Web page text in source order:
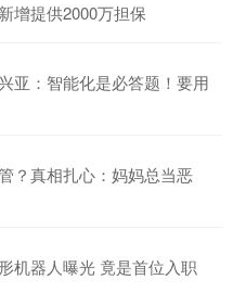
增提供2000万担保
亚：智能化是必答题！要用
？真相扎心：妈妈总当恶
机器人曝光 竟是首位入职